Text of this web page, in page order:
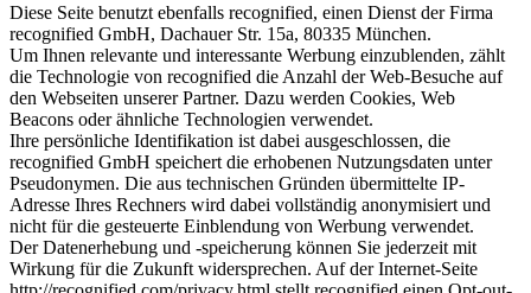
Diese Seite benutzt ebenfalls recognified, einen Dienst der Firma
recognified GmbH, Dachauer Str. 15a, 80335 München.
Um Ihnen relevante und interessante Werbung einzublenden, zählt
die Technologie von recognified die Anzahl der Web-Besuche auf
den Webseiten unserer Partner. Dazu werden Cookies, Web
Beacons oder ähnliche Technologien verwendet.
Ihre persönliche Identifikation ist dabei ausgeschlossen, die
recognified GmbH speichert die erhobenen Nutzungsdaten unter
Pseudonymen. Die aus technischen Gründen übermittelte IP-
Adresse Ihres Rechners wird dabei vollständig anonymisiert und
nicht für die gesteuerte Einblendung von Werbung verwendet.
Der Datenerhebung und -speicherung können Sie jederzeit mit
Wirkung für die Zukunft widersprechen. Auf der Internet-Seite